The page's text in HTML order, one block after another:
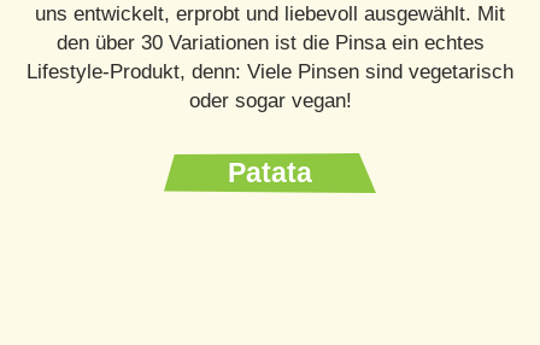
uns entwickelt, erprobt und liebevoll ausgewählt. Mit
den über 30 Variationen ist die Pinsa ein echtes
Lifestyle-Produkt, denn: Viele Pinsen sind vegetarisch
oder sogar vegan!
Patata